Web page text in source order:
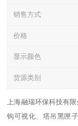
销售方式
价格
显示颜色
货源类别
上海融瑞环保科技有
钩可视化、塔吊黑匣